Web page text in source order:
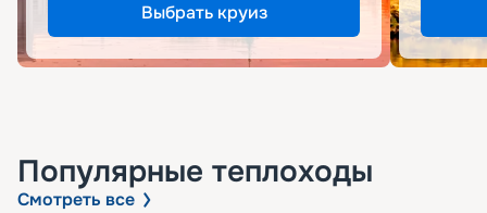
Выбрать круиз
Популярные теплоходы
Смотреть все